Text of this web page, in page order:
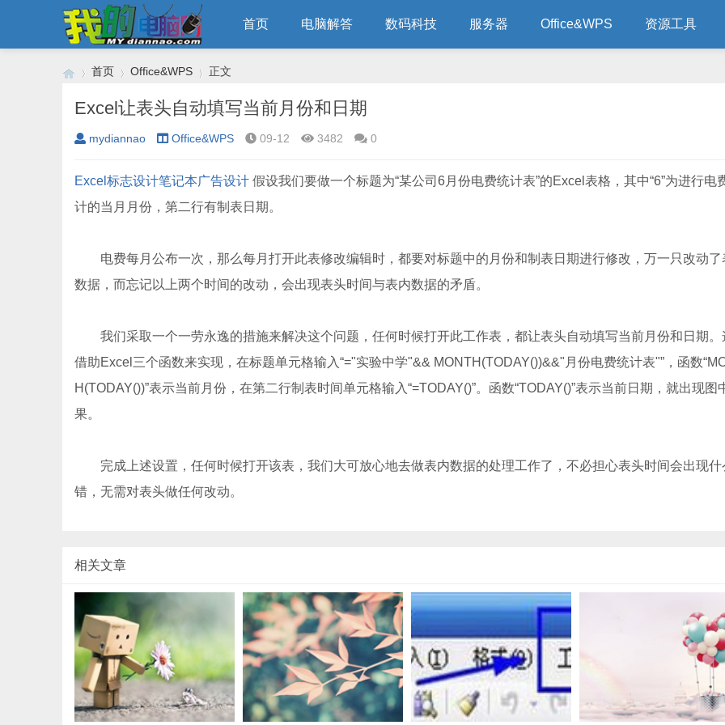
首页 电脑解答 数码科技 服务器 Office&WPS 资源工具
›
首页
›
Office&WPS
›
正文
Excel让表头自动填写当前月份和日期
mydiannao Office&WPS 09-12 3482 0
Excel 标志设计笔记本广告设计 假设我们要做一个标题为“某公司6月份电费统计表”的Excel表格，其中“6”为进行电
计的当月月份，第二行有制表日期。
电费每月公布一次，那么每月打开此表修改编辑时，都要对标题中的月份和制表日期进行修改，万一只改动了
数据，而忘记以上两个时间的改动，会出现表头时间与表内数据的矛盾。
我们采取一个一劳永逸的措施来解决这个问题，任何时候打开此工作表，都让表头自动填写当前月份和日期。
借助Excel三个函数来实现，在标题单元格输入“="实验中学"&& MONTH(TODAY())&&"月份电费统计表"”，函数
H(TODAY())”表示当前月份，在第二行制表时间单元格输入“=TODAY()”。函数“TODAY()”表示当前日期，就出现图
果。
完成上述设置，任何时候打开该表，我们大可放心地去做表内数据的处理工作了，不必担心表头时间会出现什
错，无需对表头做任何改动。
相关文章